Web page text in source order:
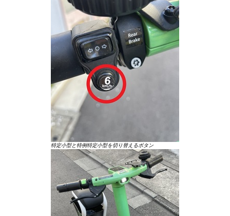
特定小型と特例特定小型を切り替えるボタン